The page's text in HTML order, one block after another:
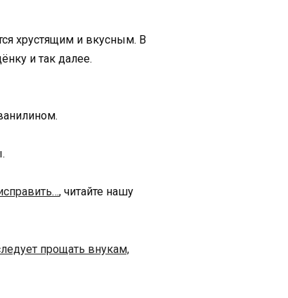
хрустящим и вкусным. В
и так далее.
, читайте нашу
прощать внукам,